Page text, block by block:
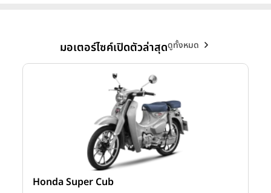
มอเตอร์ไซค์เปิดตัวล่าสุดดูทั้งหมด
Honda Super Cub